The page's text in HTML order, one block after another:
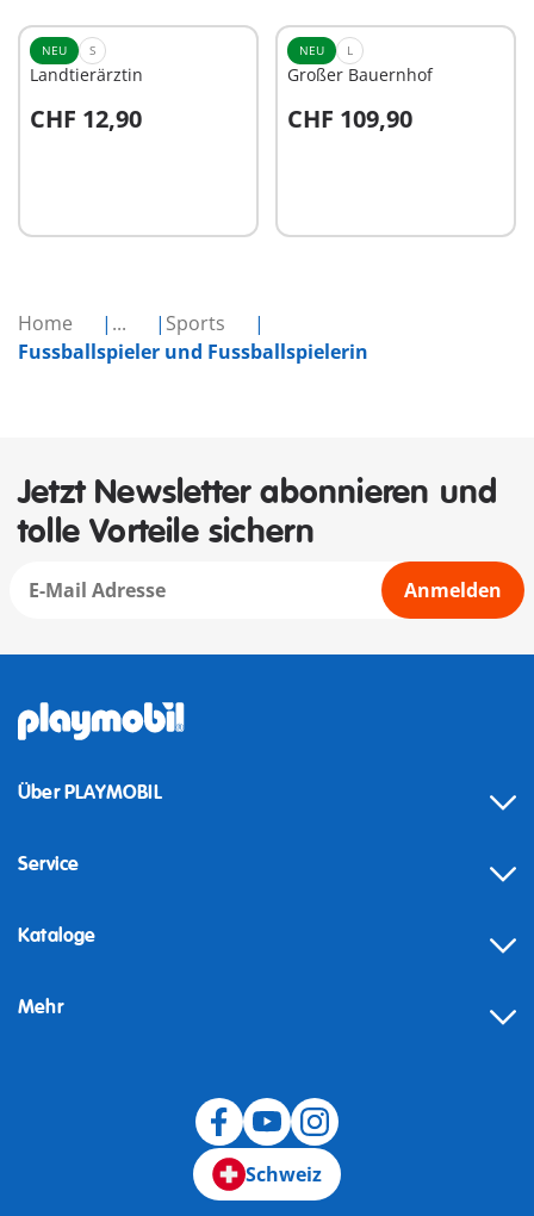
Home ...
Sports
Fussballspieler und Fussballspielerin
NEU S
Landtierärztin
CHF 12,90
In den Warenkorb
NEU L
Großer Bauernhof
CHF 109,90
In den Warenkorb
Jetzt Newsletter abonnieren und
tolle Vorteile sichern
Anmelden
Über PLAYMOBIL
Service
Kataloge
Mehr
Schweiz